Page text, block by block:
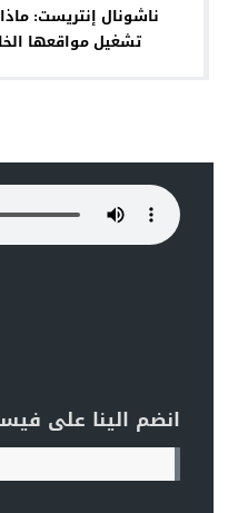
ناشونال إنتريست:
تشغيل مواقعها
انضم الينا على